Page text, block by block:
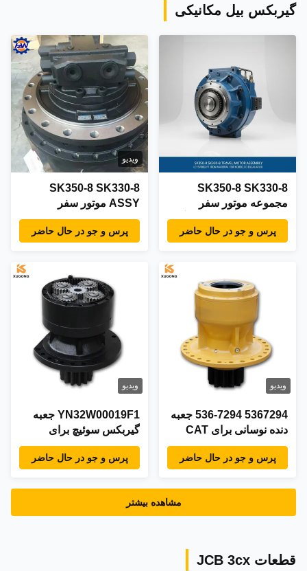
گیربکس بیل مکانیکی
SK350-8 SK330-8
مجموعه موتور سفر
LC15V00026F1 مواد آهن
برای موتور سفر حفاری
پرس و جو در حال حاضر
ویدیو
SK350-8 SK330-8
ASSY موتور سفر
LC15V00026F1 برای
KOBELCO ASSY موتور
پرس و جو در حال حاضر
ویدیو
5367294 536-7294 جعبه
دنده نوسانی برای CAT
E345GC 345GC درایو
نهایی هیدرولیک
پرس و جو در حال حاضر
ویدیو
YN32W00019F1 جعبه
گیربکس سوئیچ برای
KOBELCO SK200-8
پرس و جو در حال حاضر
مشاهده بیشتر
قطعات JCB 3cx